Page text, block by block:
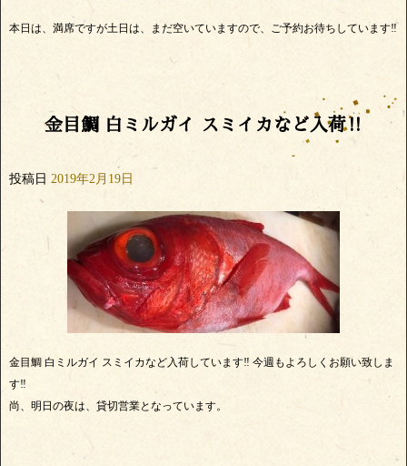
本日は、満席ですが土日は、まだ空いていますので、ご予約お待ちしています‼️
金目鯛 白ミルガイ スミイカなど入荷‼️
投稿日 2019年2月19日
金目鯛 白ミルガイ スミイカなど入荷しています‼️ 今週もよろしくお願い致しま
す‼️
尚、明日の夜は、貸切営業となっています。